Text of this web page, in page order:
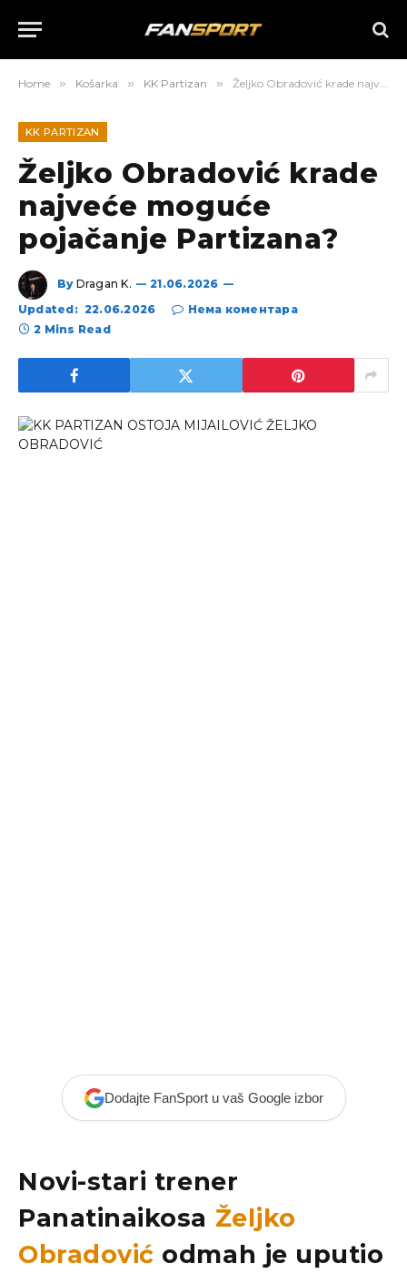
Home » Košarka » KK Partizan » Željko Obradović krade najveće moguće pojačanje Partizana?
KK PARTIZAN
Željko Obradović krade
najveće moguće
pojačanje Partizana?
By Dragan K.
21.06.2026
Updated: 22.06.2026
Нема коментара
2 Mins Read
Dodajte FanSport u vaš Google izbor
Novi-stari trener
Panatinaikosa Željko
Obradović odmah je uputio